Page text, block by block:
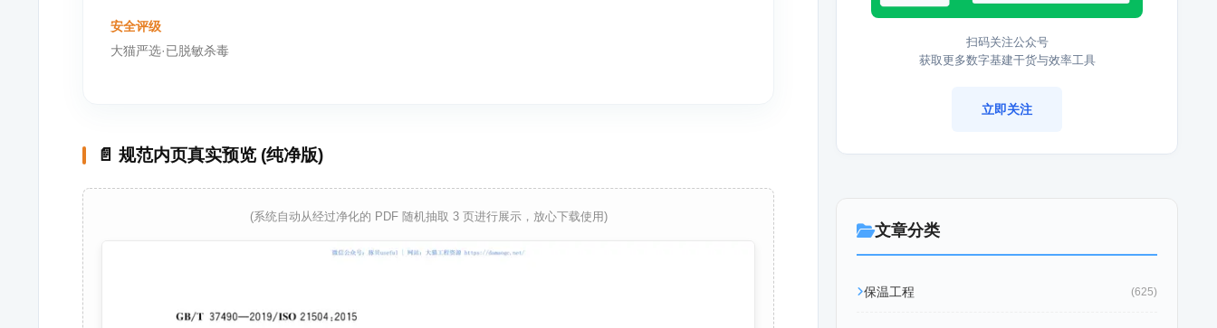
安全评级
大猫严选·已脱敏杀毒
📄 规范内页真实预览 (纯净版)
(系统自动从经过净化的 PDF 随机抽取 3 页进行展示，放心下载使用)
扫码关注公众号
获取更多数字基建干货与效率工具
立即关注
文章分类
保温工程 (625)